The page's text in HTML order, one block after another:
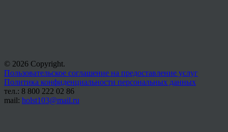
© 2026 Copyright.
Пользовательское соглашение на предоставление услуг
Политика конфиденциальности персональных данных
тел.: 8 800 222 02 86
mail: holst103@mail.ru